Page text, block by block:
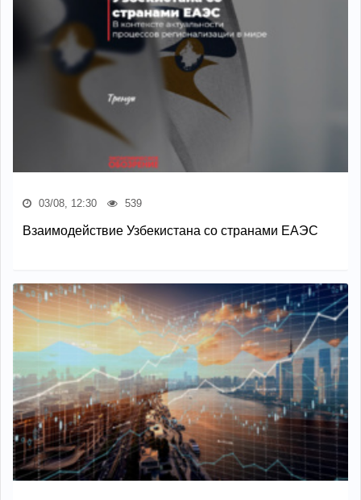
03/08, 12:30 539
Взаимодействие Узбекистана со странами ЕАЭС